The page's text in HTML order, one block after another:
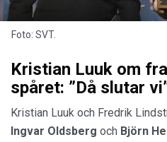
Foto: SVT.
Kristian Luuk om
spåret: ”Då slutar
Kristian Luuk och Fredrik
Ingvar Oldsberg och Björn